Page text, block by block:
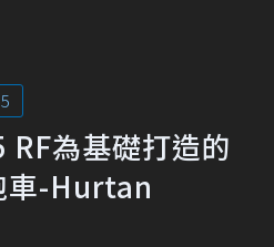
為基礎打造的
車-Hurtan